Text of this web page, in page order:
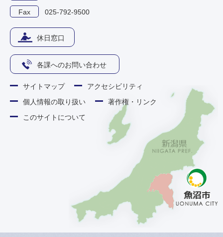
Fax 025-792-9500
休日窓口
各課へのお問い合わせ
サイトマップ
アクセシビリティ
個人情報の取り扱い
著作権・リンク
このサイトについて